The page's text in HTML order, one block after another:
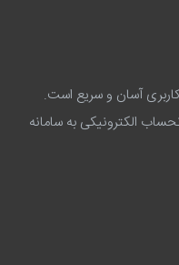
آسان و سریع است.
الکترونیکی به سامانه